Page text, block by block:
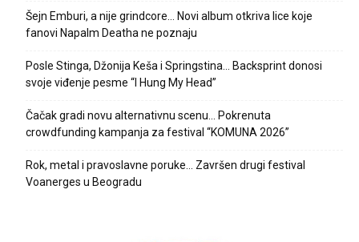
Šejn Emburi, a nije grindcore… Novi album otkriva lice koje
fanovi Napalm Deatha ne poznaju
Posle Stinga, Džonija Keša i Springstina… Backsprint donosi
svoje viđenje pesme “I Hung My Head”
Čačak gradi novu alternativnu scenu… Pokrenuta
crowdfunding kampanja za festival “KOMUNA 2026”
Rok, metal i pravoslavne poruke… Završen drugi festival
Voanerges u Beogradu